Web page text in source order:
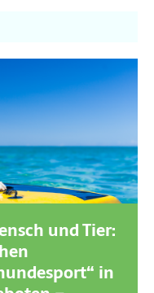
und Tier:
in